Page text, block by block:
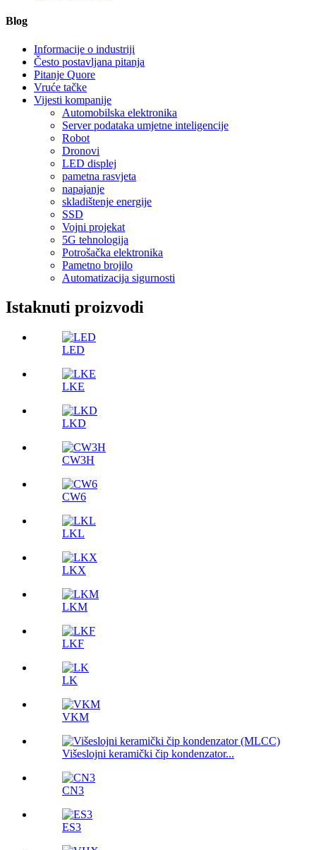
Blog
Informacije o industriji
Često postavljana pitanja
Pitanje Quore
Vruće tačke
Vijesti kompanije
Automobilska elektronika
Server podataka umjetne inteligencije
Robot
Dronovi
LED displej
pametna rasvjeta
napajanje
skladištenje energije
SSD
Vojni projekat
5G tehnologija
Potrošačka elektronika
Pametno brojilo
Automatizacija sigurnosti
Istaknuti proizvodi
LED
LKE
LKD
CW3H
CW6
LKL
LKX
LKM
LKF
LK
VKM
Višeslojni keramički čip kondenzator...
CN3
ES3